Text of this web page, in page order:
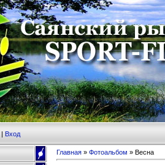
| Вход
Главная » Фотоальбом » Весна